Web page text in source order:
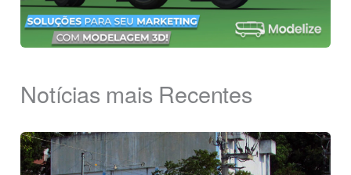
Notícias mais Recentes